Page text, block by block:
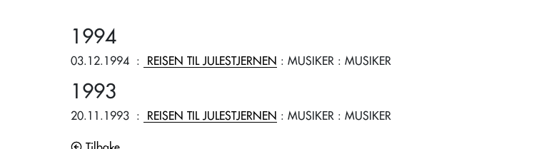
1994
03.12.1994 : REISEN TIL JULESTJERNEN : MUSIKER : MUSIKER
1993
20.11.1993 : REISEN TIL JULESTJERNEN : MUSIKER : MUSIKER